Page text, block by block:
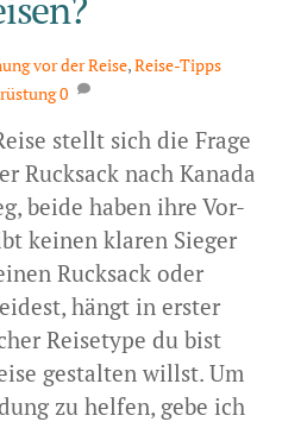
vor der Reise,Reise-Tipps
0
stellt sich die Frage
Rucksack nach Kanada
beide haben ihre Vor-
keinen klaren Sieger
Rucksack oder
hängt in erster
Reisetype du bist
gestalten willst. Um
zu helfen, gebe ich